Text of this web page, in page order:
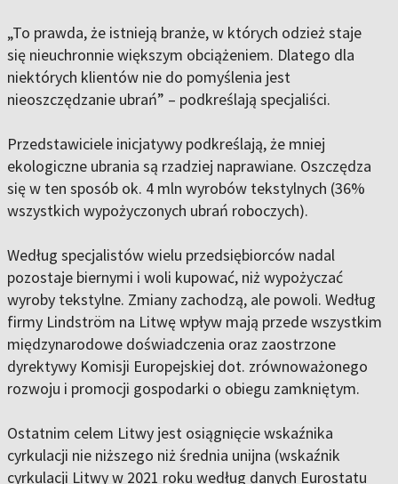
„To prawda, że istnieją branże, w których odzież staje
się nieuchronnie większym obciążeniem. Dlatego dla
niektórych klientów nie do pomyślenia jest
nieoszczędzanie ubrań” – podkreślają specjaliści.
Przedstawiciele inicjatywy podkreślają, że mniej
ekologiczne ubrania są rzadziej naprawiane. Oszczędza
się w ten sposób ok. 4 mln wyrobów tekstylnych (36%
wszystkich wypożyczonych ubrań roboczych).
Według specjalistów wielu przedsiębiorców nadal
pozostaje biernymi i woli kupować, niż wypożyczać
wyroby tekstylne. Zmiany zachodzą, ale powoli. Według
firmy Lindström na Litwę wpływ mają przede wszystkim
międzynarodowe doświadczenia oraz zaostrzone
dyrektywy Komisji Europejskiej dot. zrównoważonego
rozwoju i promocji gospodarki o obiegu zamkniętym.
Ostatnim celem Litwy jest osiągnięcie wskaźnika
cyrkulacji nie niższego niż średnia unijna (wskaźnik
cyrkulacji Litwy w 2021 roku według danych Eurostatu